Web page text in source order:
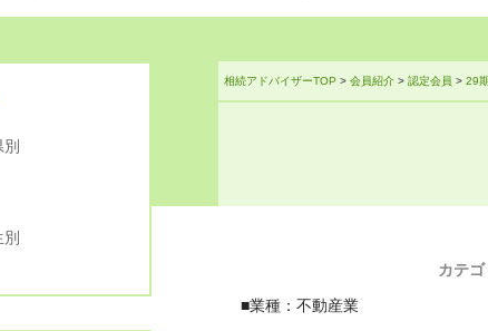
相続アドバイザーTOP > 会員紹介 > 認定会員 > 29
カテ
■業種：不動産業